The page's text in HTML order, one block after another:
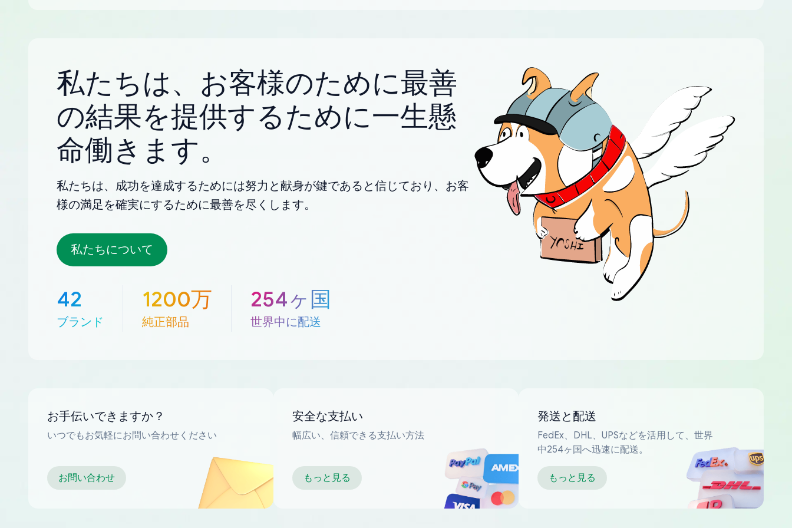
私たちは、お客様のために最善
の結果を提供するために一生懸
命働きます。
私たちは、成功を達成するためには努力と献身が鍵であると信じており、お客
様の満足を確実にするために最善を尽くします。
私たちについて
42
ブランド
1200万
純正部品
254ヶ国
世界中に配送
お手伝いできますか？
いつでもお気軽にお問い合わせください
お問い合わせ
安全な支払い
幅広い、信頼できる支払い方法
もっと見る
発送と配送
FedEx、DHL、UPSなどを活用して、世界
中254ヶ国へ迅速に配送。
もっと見る